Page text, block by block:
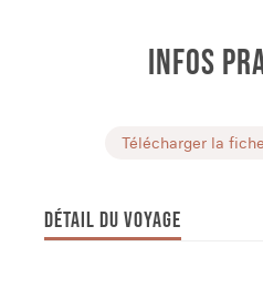
INFOS
Télécharger la
DÉTAIL DU VOYAGE